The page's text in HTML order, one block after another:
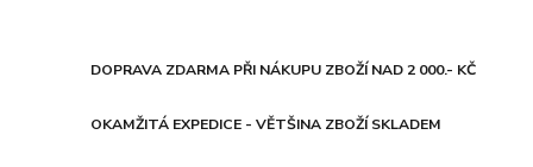
DOPRAVA ZDARMA PŘI NÁKUPU ZBOŽÍ NAD 2 000.- KČ
OKAMŽITÁ EXPEDICE - VĚTŠINA ZBOŽÍ SKLADEM